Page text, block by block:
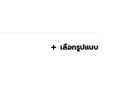
เลือกรูปแบบ